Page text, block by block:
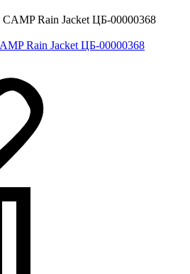
Rain Jacket ЦБ-00000368